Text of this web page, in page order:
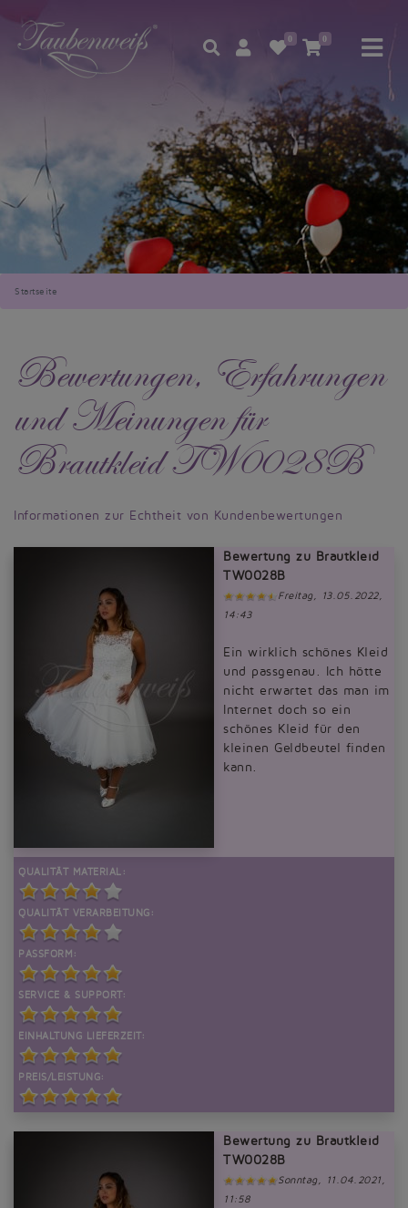
0 0
Startseite
Bewertungen, Erfahrungen
und Meinungen für
Brautkleid TW0028B
Informationen zur Echtheit von Kundenbewertungen
Bewertung zu Brautkleid
TW0028B
Freitag, 13.05.2022,
14:43
Ein wirklich schönes Kleid
und passgenau. Ich hötte
nicht erwartet das man im
Internet doch so ein
schönes Kleid für den
kleinen Geldbeutel finden
kann.
QUALITÄT MATERIAL:
QUALITÄT VERARBEITUNG:
PASSFORM:
SERVICE & SUPPORT:
EINHALTUNG LIEFERZEIT:
PREIS/LEISTUNG:
Bewertung zu Brautkleid
TW0028B
Sonntag, 11.04.2021,
11:58